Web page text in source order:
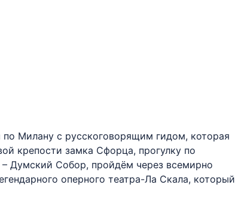
Милану с русскоговорящим гидом, которая
крепости замка Сфорца, прогулку по
– Думский Собор, пройдём через всемирно
оперного театра-Ла Скала, который